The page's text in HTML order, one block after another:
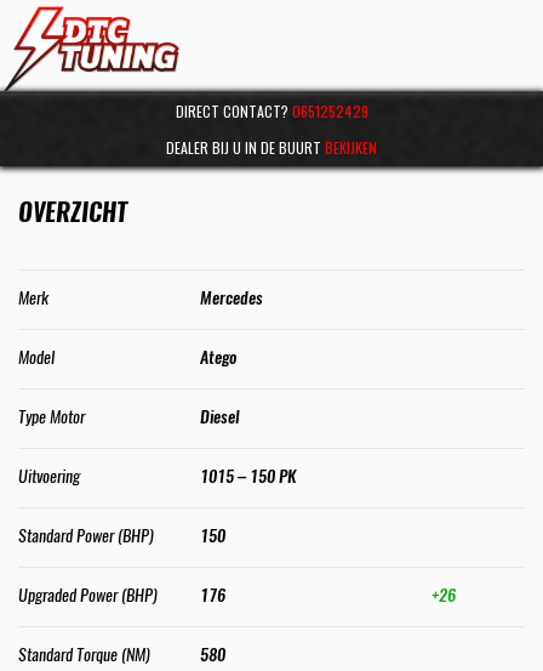
DIRECT CONTACT? 0651252429
DEALER BIJ U IN DE BUURT BEKIJKEN
OVERZICHT
Merk Mercedes
Model Atego
Type Motor Diesel
Uitvoering 1015 – 150 PK
Standard Power (BHP) 150
Upgraded Power (BHP) 176 +26
Standard Torque (NM) 580